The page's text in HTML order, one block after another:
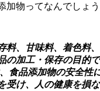
加物ってなんでしょう
料、甘味料、着色料
の加工・保存の目的
食品添加物の安全性
受け、人の健康を損